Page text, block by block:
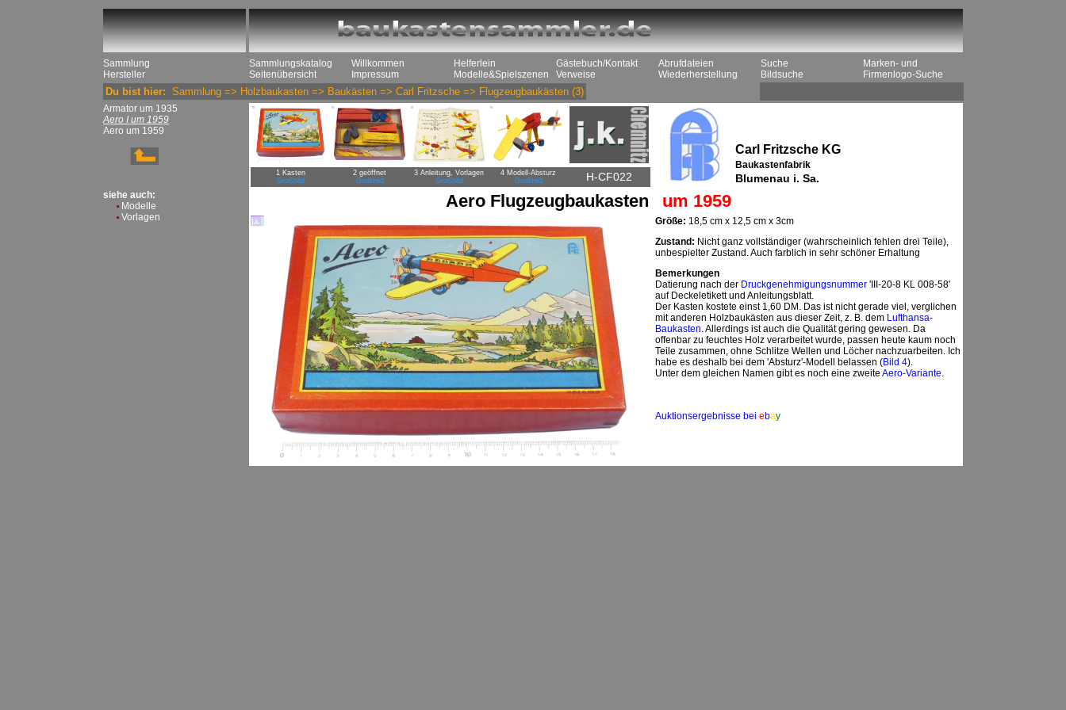
Sammlung
Hersteller
Sammlungskatalog
Seitenübersicht
Willkommen
Impressum
Helferlein
Modelle&Spielszenen
Gästebuch/Kontakt
Verweise
Abrufdateien
Wiederherstellung
Suche
Bildsuche
Marken- und
Firmenlogo-Suche
Du bist hier: Sammlung => Holzbaukasten => Baukästen => Carl Fritzsche => Flugzeugbaukästen (3)
Armator um 1935
Aero I um 1959
Aero um 1959
siehe auch:
Modelle
Vorlagen
1 Kasten
Großbild
2 geöffnet
Großbild
3 Anleitung, Vorlagen
Großbild
4 Modell-Absturz
Großbild
H-CF022
Carl Fritzsche KG
Baukastenfabrik
Blumenau i. Sa.
Aero Flugzeugbaukasten um 1959
Größe: 18,5 cm x 12,5 cm x 3cm
Zustand: Nicht ganz vollständiger (wahrscheinlich fehlen drei Teile),
unbespielter Zustand. Auch farblich in sehr schöner Erhaltung
Bemerkungen
Datierung nach der Druckgenehmigungsnummer 'III-20-8 KL 008-58'
auf Deckeletikett und Anleitungsblatt.
Der Kasten kostete einst 1,60 DM. Das ist nicht gerade viel, verglichen
mit anderen Holzbaukästen aus dieser Zeit, z. B. dem Lufthansa-
Baukasten. Allerdings ist auch die Qualität gering gewesen. Da
offenbar zu feuchtes Holz verarbeitet wurde, passen heute kaum noch
Teile zusammen, ohne Schlitze Wellen und Löcher nachzuarbeiten. Ich
habe es deshalb bei dem 'Absturz'-Modell belassen (Bild 4).
Unter dem gleichen Namen gibt es noch eine zweite Aero-Variante.
Auktionsergebnisse bei ebay